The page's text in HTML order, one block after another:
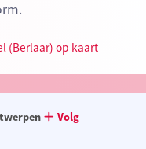
(Berlaar) op kaart
Volg